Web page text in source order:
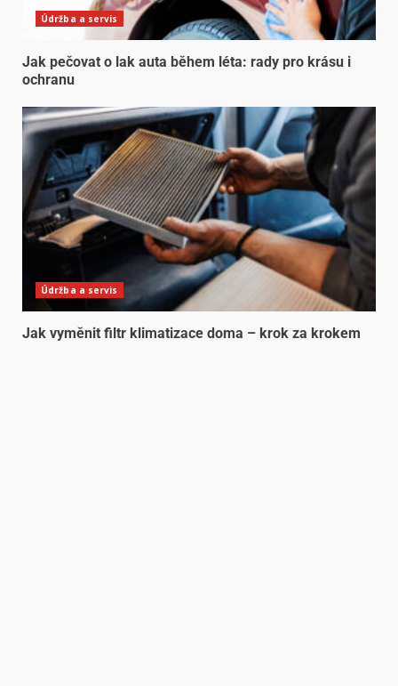
Údržba a servis
Jak pečovat o lak auta během léta: rady pro krásu i
ochranu
Údržba a servis
Jak vyměnit filtr klimatizace doma – krok za krokem